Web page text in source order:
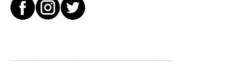
……………………………………………………………